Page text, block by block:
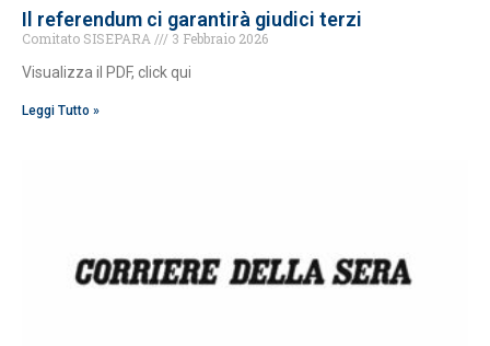
Il referendum ci garantirà giudici terzi
Comitato SISEPARA
3 Febbraio 2026
Visualizza il PDF, click qui
Leggi Tutto »